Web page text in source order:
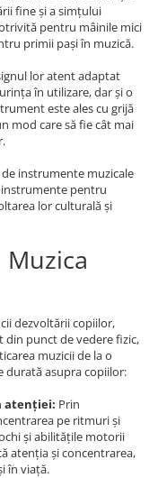
fine și a simțului
pentru mâinile mici
primii pași în muzică.
lor atent adaptat
în utilizare, dar și o
este ales cu grijă
mod care să fie cât mai
instrumente muzicale
instrumente pentru
lor culturală și
Muzica
dezvoltării copiilor,
punct de vedere fizic,
muzicii de la o
durată asupra copiilor:
atenției: Prin
pe ritmuri și
și abilitățile motorii
atenția și concentrarea,
în viață.